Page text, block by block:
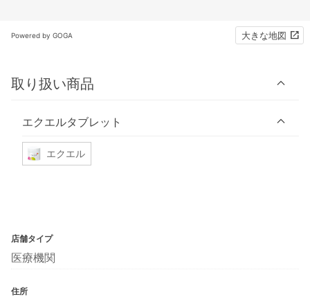
Powered by GOGA 大きな地図
取り扱い商品
エクエルタブレット
エクエル
店舗タイプ
医療機関
住所